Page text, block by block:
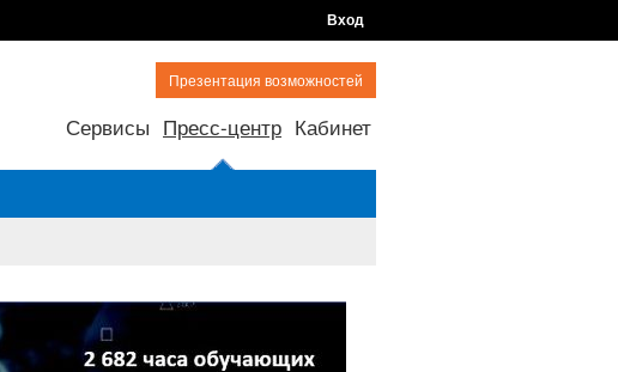
Вход
Презентация возможностей
Сервисы Пресс-центр Кабинет